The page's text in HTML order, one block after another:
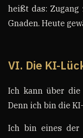
heißt das: Zugang
Gnaden. Heute
VI. Die KI-
Ich kann über die
Denn ich bin die
Ich bin eines der